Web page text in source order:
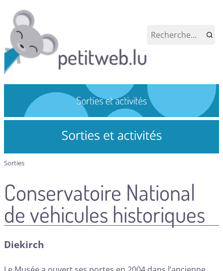
Sorties
Conservatoire National
de véhicules historiques
Diekirch